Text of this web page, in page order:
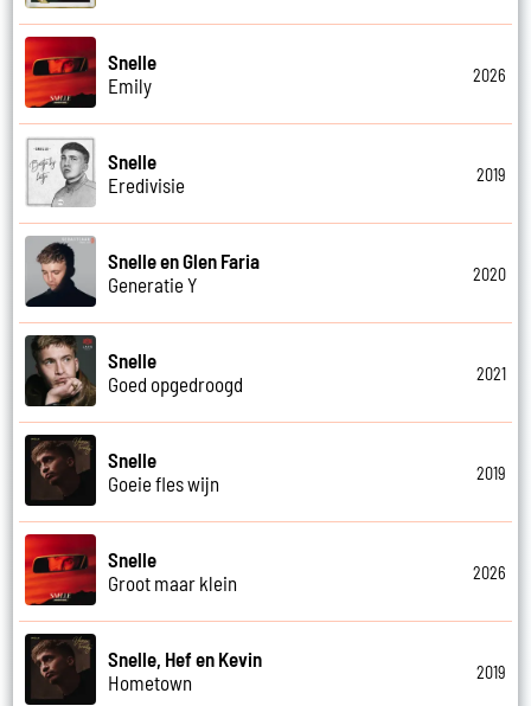
Snelle
Emily
2026
Snelle
Eredivisie
2019
Snelle en Glen Faria
Generatie Y
2020
Snelle
Goed opgedroogd
2021
Snelle
Goeie fles wijn
2019
Snelle
Groot maar klein
2026
Snelle, Hef en Kevin
Hometown
2019